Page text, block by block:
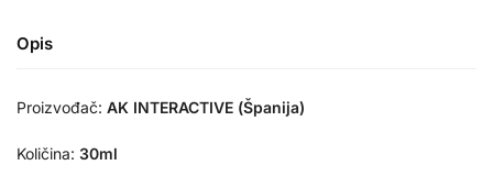
Opis
Proizvođač: AK INTERACTIVE (Španija)
Količina: 30ml